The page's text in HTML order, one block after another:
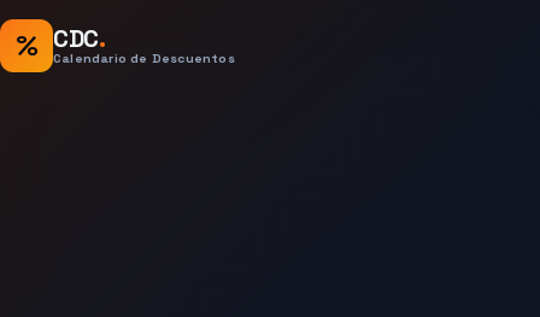
% CDC.
Calendario de Descuentos